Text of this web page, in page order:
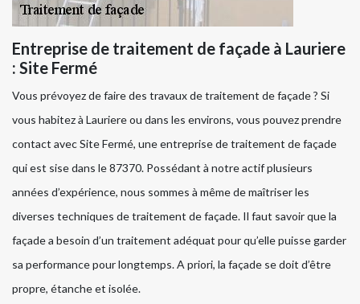
Entreprise de traitement de façade à Lauriere
: Site Fermé
Vous prévoyez de faire des travaux de traitement de façade ? Si
vous habitez à Lauriere ou dans les environs, vous pouvez prendre
contact avec Site Fermé, une entreprise de traitement de façade
qui est sise dans le 87370. Possédant à notre actif plusieurs
années d’expérience, nous sommes à même de maîtriser les
diverses techniques de traitement de façade. Il faut savoir que la
façade a besoin d’un traitement adéquat pour qu’elle puisse garder
sa performance pour longtemps. A priori, la façade se doit d’être
propre, étanche et isolée.